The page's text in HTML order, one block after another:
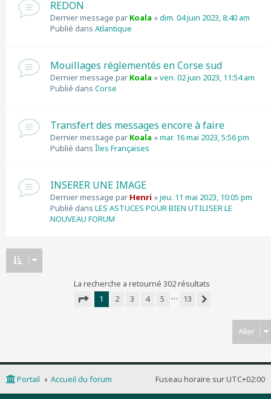
REDON
Dernier message par Koala «dim. 04 juin 2023, 8:40 am
Publié dans Atlantique
Mouillages réglementés en Corse sud
Dernier message par Koala «ven. 02 juin 2023, 11:54 am
Publié dans Corse
Transfert des messages encore à faire
Dernier message par Koala «mar. 16 mai 2023, 5:56 pm
Publié dans Îles Françaises
INSERER UNE IMAGE
Dernier message par Henri «jeu. 11 mai 2023, 10:05 pm
Publié dans LES ASTUCES POUR BIEN UTILISER LE
NOUVEAU FORUM
La recherche a retourné 302 résultats
1 2 3 4 5 …
13
Aller
Fuseau horaire surUTC+02:00
Portail Accueil du forum